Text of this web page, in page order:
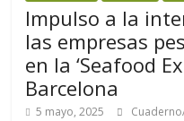
Impulso a la
las empresas
en la ‘Seafood
Barcelona
5 mayo, 2025